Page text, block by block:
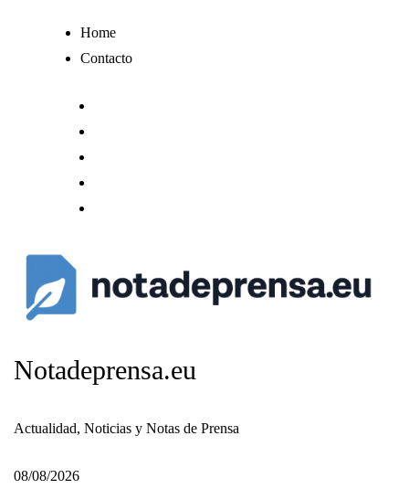
Home
Contacto
Notadeprensa.eu
Actualidad, Noticias y Notas de Prensa
08/08/2026